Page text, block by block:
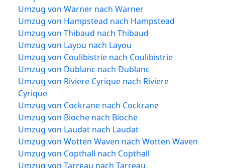
Umzug von Warner nach Warner
Umzug von Hampstead nach Hampstead
Umzug von Thibaud nach Thibaud
Umzug von Layou nach Layou
Umzug von Coulibistrie nach Coulibistrie
Umzug von Dublanc nach Dublanc
Umzug von Riviere Cyrique nach Riviere
Cyrique
Umzug von Cockrane nach Cockrane
Umzug von Bioche nach Bioche
Umzug von Laudat nach Laudat
Umzug von Wotten Waven nach Wotten Waven
Umzug von Copthall nach Copthall
Umzug von Tarreau nach Tarreau